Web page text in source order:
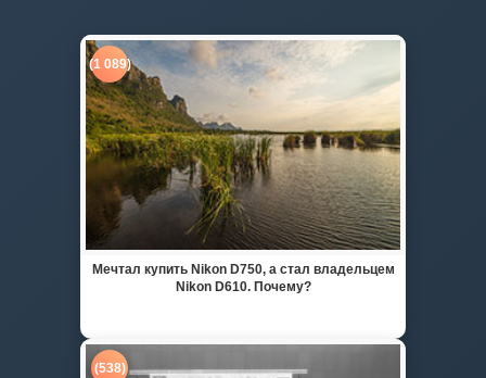
(1 089)
Мечтал купить Nikon D750, а стал владельцем
Nikon D610. Почему?
(538)